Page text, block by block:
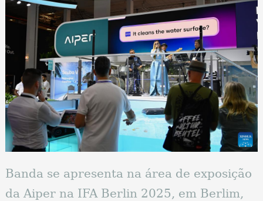
Banda se apresenta na área de exposição
da Aiper na IFA Berlin 2025, em Berlim,